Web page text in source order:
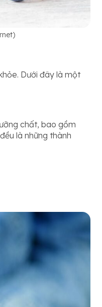
Dưới đây là một
chất, bao gồm
là những thành